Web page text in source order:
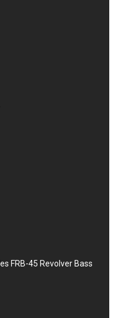
FRB-45 Revolver Bass